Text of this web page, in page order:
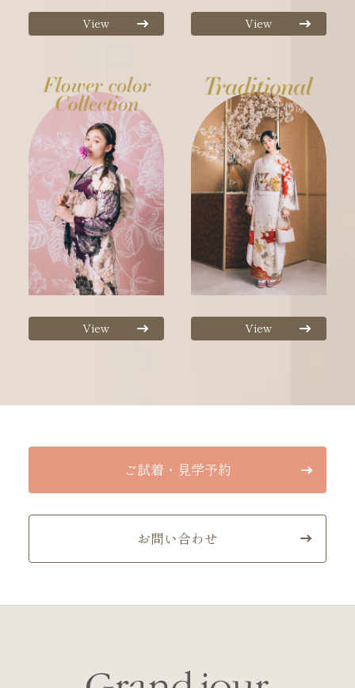
View View
View View
ご試着・見学予約
お問い合わせ